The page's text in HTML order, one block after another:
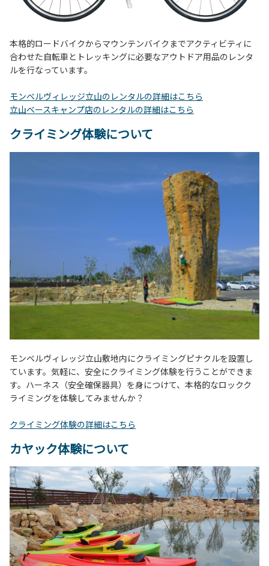
本格的ロードバイクからマウンテンバイクまでアクティビティに
合わせた自転車とトレッキングに必要なアウトドア用品のレンタ
ルを行なっています。
モンベルヴィレッジ立山のレンタルの詳細はこちら
立山ベースキャンプ店のレンタルの詳細はこちら
クライミング体験について
モンベルヴィレッジ立山敷地内にクライミングピナクルを設置し
ています。気軽に、安全にクライミング体験を行うことができま
す。ハーネス（安全確保器具）を身につけて、本格的なロックク
ライミングを体験してみませんか？
クライミング体験の詳細はこちら
カヤック体験について